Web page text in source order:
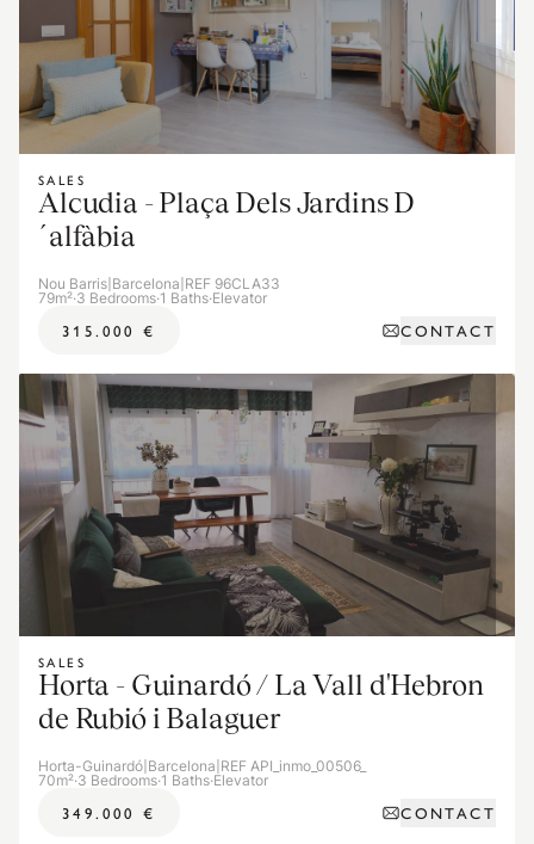
SALES
Alcudia - Plaça Dels Jardins D
´alfàbia
Nou Barris Barcelona REF 96CLA33
79m²·3 Bedrooms·1 Baths·Elevator
315.000 € CONTACT
SALES
Horta - Guinardó / La Vall d'Hebron
de Rubió i Balaguer
Horta-Guinardó Barcelona REF API_inmo_00506_
70m²·3 Bedrooms·1 Baths·Elevator
349.000 € CONTACT